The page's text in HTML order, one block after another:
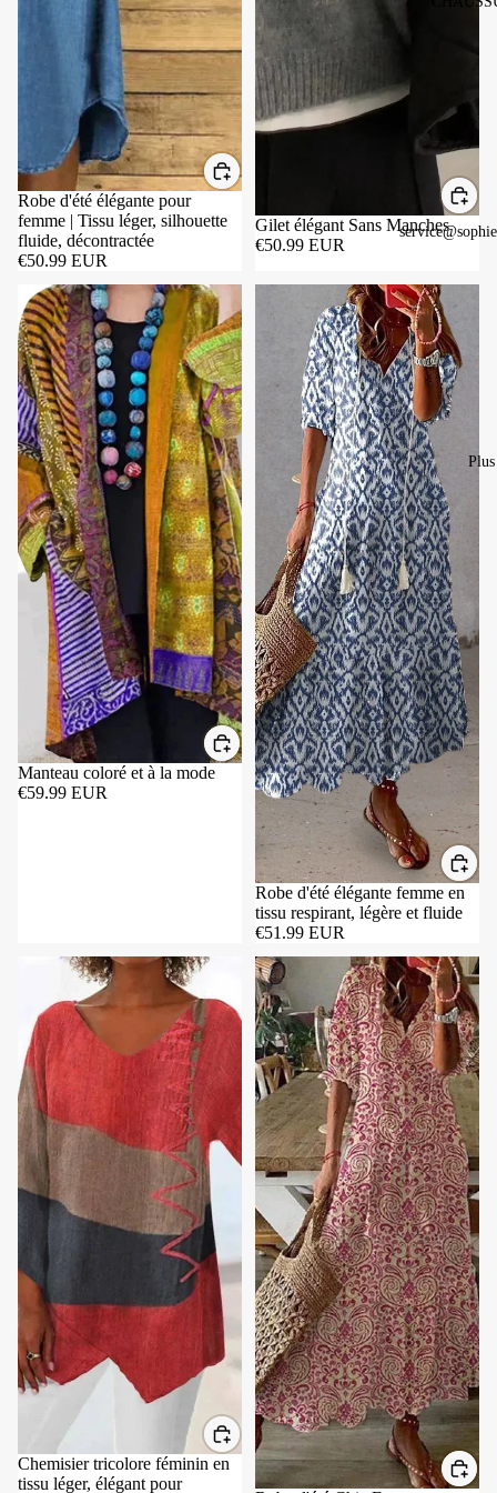
Plus
Robe d'été élégante pour
femme | Tissu léger, silhouette
fluide, décontractée
€50.99 EUR
Gilet élégant Sans Manches
€50.99 EUR
Manteau coloré et à la mode
Manteau coloré et à la mode
€59.99 EUR
Robe d'été élégante femme en
Robe d'été élégante femme en
tissu respirant, légère et fluide
€51.99 EUR
Chemisier tricolore féminin en tissu léger, élégant pour printemps-été
Chemisier tricolore féminin en
tissu léger, élégant pour
Robe d'été Chic Femme en Tissu